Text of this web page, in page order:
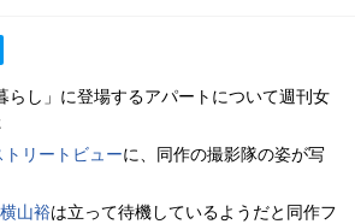
らし」に登場するアパートについて週刊女
トリートビューに、同作の撮影隊の姿が写
横山裕は立って待機しているようだと同作フ